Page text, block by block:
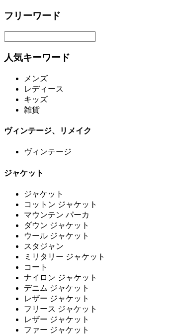
フリーワード
人気キーワード
メンズ
レディース
キッズ
雑貨
ヴィンテージ、リメイク
ヴィンテージ
ジャケット
ジャケット
コットン ジャケット
マウンテン パーカ
ダウン ジャケット
ウール ジャケット
スタジャン
ミリタリー ジャケット
コート
ナイロン ジャケット
デニム ジャケット
レザー ジャケット
フリース ジャケット
レザー ジャケット
ファー ジャケット